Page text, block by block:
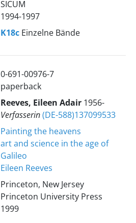
SICUM
1994-1997
K18c Einzelne Bände
0-691-00976-7
paperback
Reeves, Eileen Adair 1956-
Verfasserin(DE-588)137099533
Painting the heavens
art and science in the age of
Galileo
Eileen Reeves
Princeton, New Jersey
Princeton University Press
1999